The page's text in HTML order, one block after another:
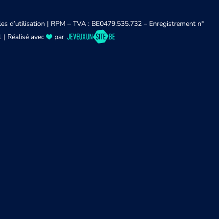
d’utilisation | RPM – TVA : BE0479.535.732 – Enregistrement n°
| Réalisé avec
par